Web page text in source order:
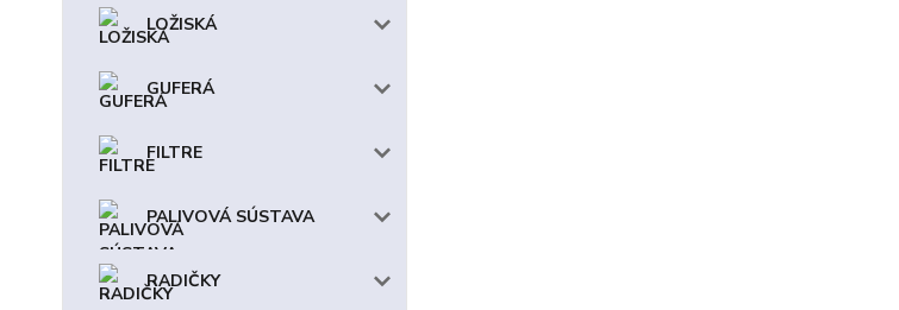
LOŽISKÁ
GUFERÁ
FILTRE
PALIVOVÁ SÚSTAVA
RADIČKY